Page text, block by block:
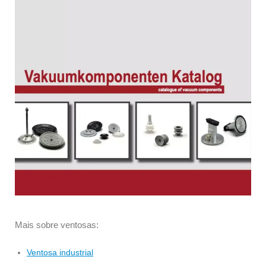
Mais sobre ventosas:
Ventosa industrial